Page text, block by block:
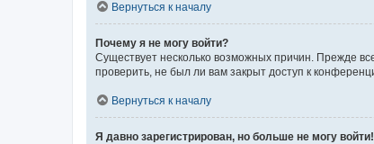
Вернуться к началу
Почему я не могу войти?
Существует несколько возможных причин. Прежде
проверить, не был ли вам закрыт доступ к
Вернуться к началу
Я давно зарегистрирован, но больше не могу войти!